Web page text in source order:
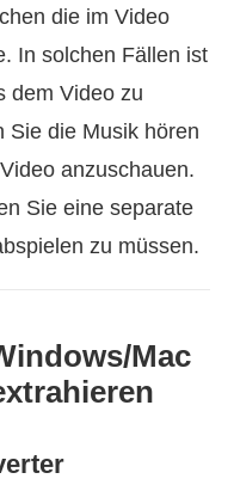
die im Video
In solchen Fällen ist
dem Video zu
Sie die Musik hören
anzuschauen.
Sie eine separate
zu müssen.
Mac